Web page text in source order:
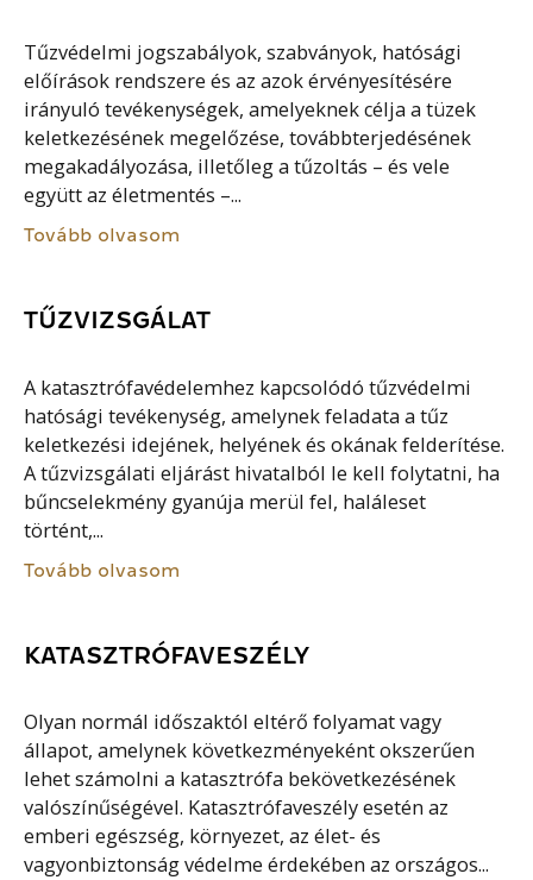
Tűzvédelmi jogszabályok, szabványok, hatósági
előírások rendszere és az azok érvényesítésére
irányuló tevékenységek, amelyeknek célja a tüzek
keletkezésének megelőzése, továbbterjedésének
megakadályozása, illetőleg a tűzoltás – és vele
együtt az életmentés –...
Tovább olvasom
TŰZVIZSGÁLAT
A katasztrófavédelemhez kapcsolódó tűzvédelmi
hatósági tevékenység, amelynek feladata a tűz
keletkezési idejének, helyének és okának felderítése.
A tűzvizsgálati eljárást hivatalból le kell folytatni, ha
bűncselekmény gyanúja merül fel, haláleset
történt,...
Tovább olvasom
KATASZTRÓFAVESZÉLY
Olyan normál időszaktól eltérő folyamat vagy
állapot, amelynek következményeként okszerűen
lehet számolni a katasztrófa bekövetkezésének
valószínűségével. Katasztrófaveszély esetén az
emberi egészség, környezet, az élet- és
vagyonbiztonság védelme érdekében az országos...